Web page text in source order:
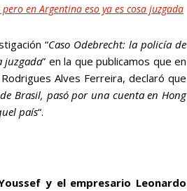
en Argentina eso ya es cosa juzgada
“Caso Odebrecht: la policía de
juzgada” en la que publicamos que en
Alves Ferreira, declaró que
Brasil, pasó por una cuenta en Hong
país“.
y el empresario Leonardo